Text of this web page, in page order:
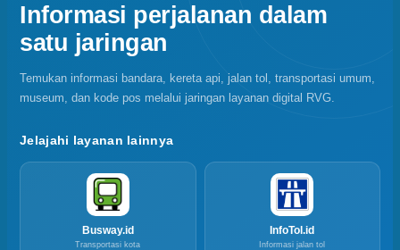
Informasi perjalanan dalam
satu jaringan
Temukan informasi bandara, kereta api, jalan tol, transportasi umum,
museum, dan kode pos melalui jaringan layanan digital RVG.
Jelajahi layanan lainnya
Busway.id
Transportasi kota
InfoTol.id
Informasi jalan tol